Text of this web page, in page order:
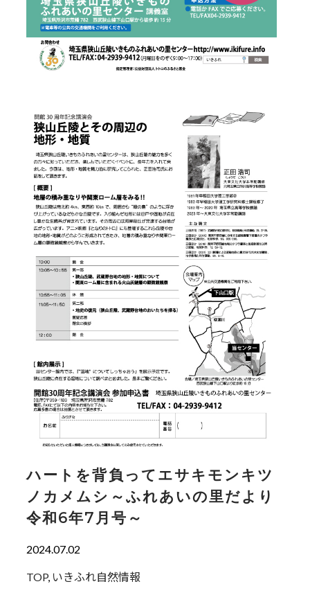
ハートを背負ってエサキモンキツ
ノカメムシ～ふれあいの里だより
令和6年7月号～
2024.07.02
TOP, いきふれ自然情報